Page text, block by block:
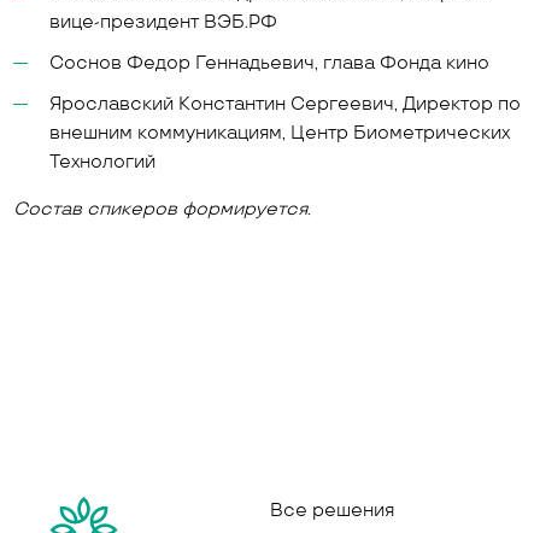
вице-президент ВЭБ.РФ
Соснов Федор Геннадьевич, глава Фонда кино
Ярославский Константин Сергеевич, Директор по
внешним коммуникациям, Центр Биометрических
Технологий
Состав спикеров формируется.
Все решения